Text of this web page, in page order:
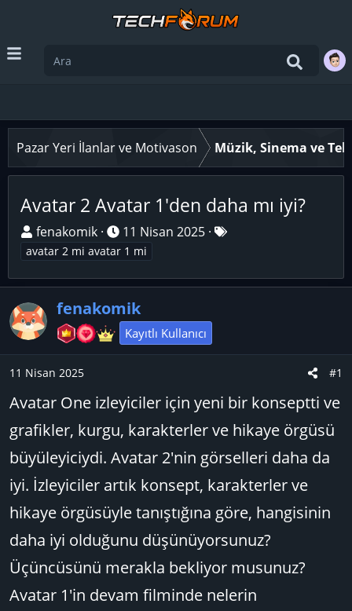
Pazar Yeri İlanlar ve Motivason Müzik, Sinema ve
Avatar 2 Avatar 1'den daha mı iyi?
K
o
u
y
u
B
ş
l
t
a
n
fenakomik
B
a
l
a
n
g
t
r
i
h
i
11 Nisan 2025
E
k
avatar 2 mi avatar 1 mi
fenakomik
Kayıtlı Kullanıcı
11 Nisan 2025 #1
Avatar One izleyiciler için yeni bir konseptti ve
grafikler, kurgu, karakterler ve hikaye örgüsü
büyüleyiciydi. Avatar 2'nin görselleri daha da
iyi. İzleyiciler artık konsept, karakterler ve
hikaye örgüsüyle tanıştığına göre, hangisinin
daha iyi olduğunu düşünüyorsunuz?
Üçüncüsünü merakla bekliyor musunuz?
Avatar 1'in devam filminde nelerin